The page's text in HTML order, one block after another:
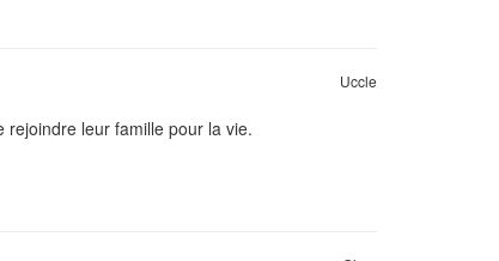
Uccle
rejoindre leur famille pour la vie.